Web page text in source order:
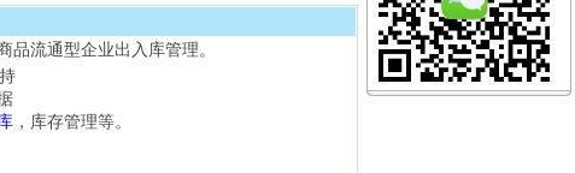
品流通型企业出入库管理。
，库存管理等。